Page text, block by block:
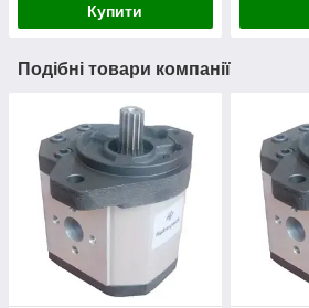
Купити
Подібні товари компанії